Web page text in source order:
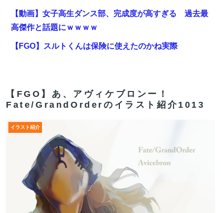
【動画】女子高生ダンス部、完成度が高すぎる 過去最
高傑作と話題にｗｗｗｗ
【FGO】スルトくんは保険に使えたのかね実際
【雑談】アニプレックスってFGO以外で稼げるスマホゲ
【悲報】円安容認派「円安は輸出が伸びで日本経済ホク
ホク！」⇒ 世界に売る物が無さすぎて輸出額で韓国に惨
敗・・・
【FGO】ティアマト Fate/GrandOrderのイラスト紹介
3984
【FGO】ティアマト Fate/GrandOrderのイラスト紹介
【FGO】あ、アヴィケブロンー！
Fate/GrandOrderのイラスト紹介1013
イラスト紹介